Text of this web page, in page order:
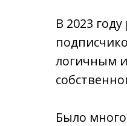
В 2023
логичным
Было